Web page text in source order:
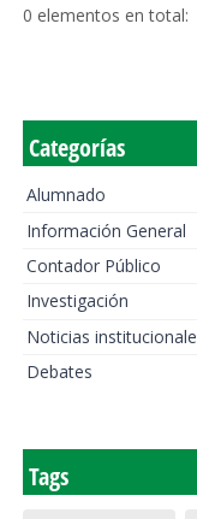
0 elementos en total:
Categorías
Alumnado
Información General
Contador Público
Investigación
Noticias
Debates
Tags